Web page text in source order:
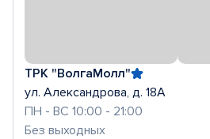
ТРК "ВолгаМолл"
ул. Александрова, д. 18А
ПН - ВС 10:00 - 21:00
Без выходных